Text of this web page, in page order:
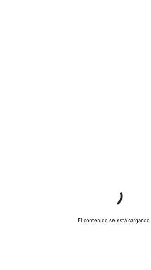
El contenido se está cargando